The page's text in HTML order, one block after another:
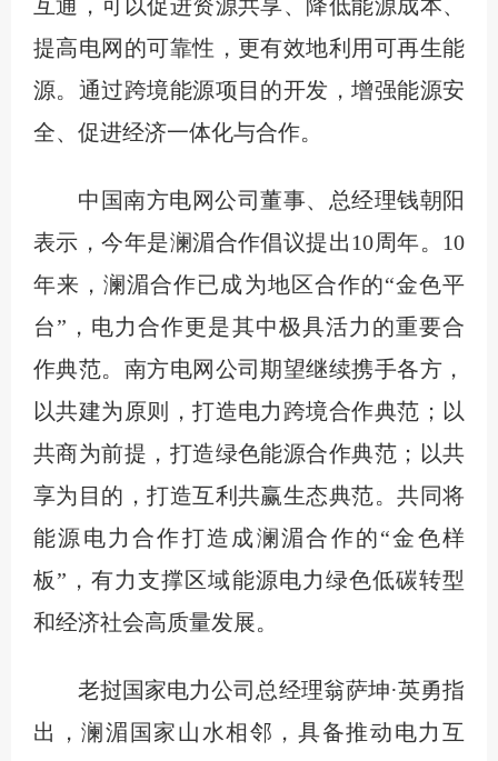
互通，可以促进资源共享、降低能源成本、
提高电网的可靠性，更有效地利用可再生能
源。通过跨境能源项目的开发，增强能源安
全、促进经济一体化与合作。
中国南方电网公司董事、总经理钱朝阳
表示，今年是澜湄合作倡议提出10周年。10
年来，澜湄合作已成为地区合作的“金色平
台”，电力合作更是其中极具活力的重要合
作典范。南方电网公司期望继续携手各方，
以共建为原则，打造电力跨境合作典范；以
共商为前提，打造绿色能源合作典范；以共
享为目的，打造互利共赢生态典范。共同将
能源电力合作打造成澜湄合作的“金色样
板”，有力支撑区域能源电力绿色低碳转型
和经济社会高质量发展。
老挝国家电力公司总经理翁萨坤·英勇指
出，澜湄国家山水相邻，具备推动电力互